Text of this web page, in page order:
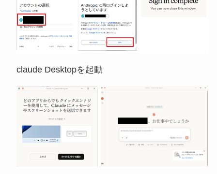
claude Desktopを起動